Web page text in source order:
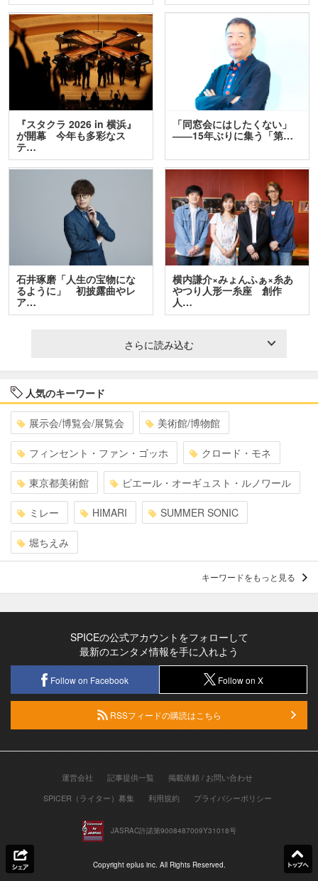
『スタクラ 2026 in 横浜』
が開幕 今年も多彩なス
テ…
「同窓会にはしたくない」
――15年ぶりに集う「第…
石井琢磨「人生の宝物にな
るように」 初披露曲やレ
ア…
横内謙介×みょんふぁ×糸あ
やつり人形一糸座 創作
人…
さらに読み込む
人気のキーワード
展示会/博覧会/展覧会 美術館/博物館
フィンセント・ファン・ゴッホ クロード・モネ
東京都美術館 ピエール・オーギュスト・ルノワール
ミレー HIMARI SUMMER SONIC
堀ちえみ
キーワードをもっと見る
SPICEの公式アカウントをフォローして
最新のエンタメ情報を手に入れよう
Follow on Facebook Follow on X
RSSフィードの購読はこちら
運営会社 記事提供一覧
掲載依頼 / お問い合わせ
SPICER（ライター）募集
利用規約 プライバシーポリシー
JASRAC許諾第9008487009Y31018号
Copyright eplus inc. All Rights Reserved.